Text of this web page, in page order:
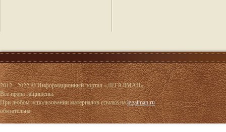
2012 - 2022 © Информационный портал «ЛЕГАЛМАП».
Все права защищены.
При любом использовании материалов ссылка наlegalmap.ru
обязательна.